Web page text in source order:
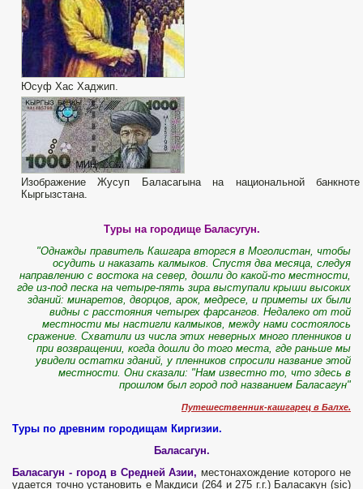
Юсуф Хас Хаджип.
Изображение Жусуп Баласагына на национальной банкноте
Кыргызстана.
Туры на городище Баласугун.
"Однажды правитель Кашгара вторгся в Моголистан, чтобы
осудить и наказать калмыков. Спустя два месяца, следуя
направлению с востока на север, дошли до какой-то местности,
где из-под песка на четыре-пять зира выступали крыши высоких
зданий: минаретов, дворцов, арок, медресе, и приметы их были
видны с расстояния четырех фарсангов. Недалеко от той
местности мы настигли калмыков, между нами состоялось
сражение. Схватили из числа этих неверных много пленников и
при возвращении, когда дошли до того места, где раньше мы
увидели остатки зданий, у пленников спросили название этой
местности. Они сказали: "Нам известно то, что здесь в
прошлом был город под названием Баласагун"
Путешественник-кашгарец в Балхе.
Туры по древним городищам Киргизии.
Баласагун.
Баласагун - город в Средней Азии, местонахождение которого не
удается точно установить e Макдиси (264 и 275 г.г.) Баласакун (sic)